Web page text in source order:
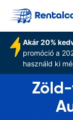
Akár 20%
promóció a
használd ki